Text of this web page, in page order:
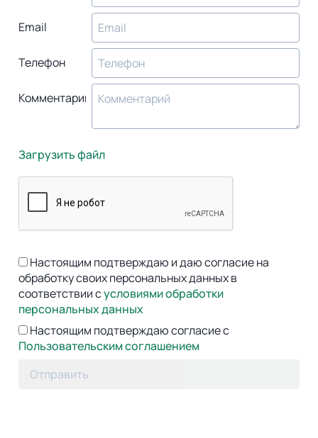
Email
Телефон
Комментарий
Загрузить файл
Настоящим подтверждаю и даю согласие на
обработку своих персональных данных в
соответствии сусловиями обработки
персональных данных
Настоящим подтверждаю согласие с
Пользовательским соглашением
Отправить